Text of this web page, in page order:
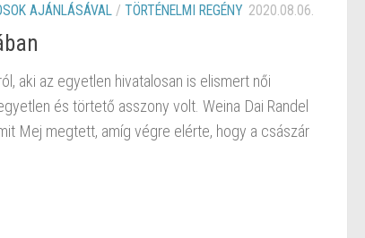
AJÁNLÁSÁVAL / TÖRTÉNELMI REGÉNY 2020.08.06.
aki az egyetlen hivatalosan is elismert női
és törtető asszony volt. Weina Dai Randel
Mej megtett, amíg végre elérte, hogy a császár